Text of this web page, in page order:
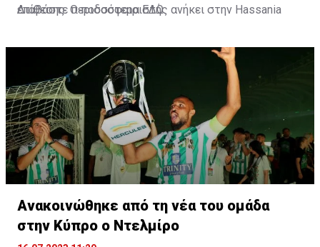
επίθεσης. Ο ποδοσφαιριστής ανήκει στην Hassania
Διαβάστε περισσότεραΕΔΩ.
Ανακοινώθηκε από τη νέα του ομάδα
στην Κύπρο ο Ντελμίρο